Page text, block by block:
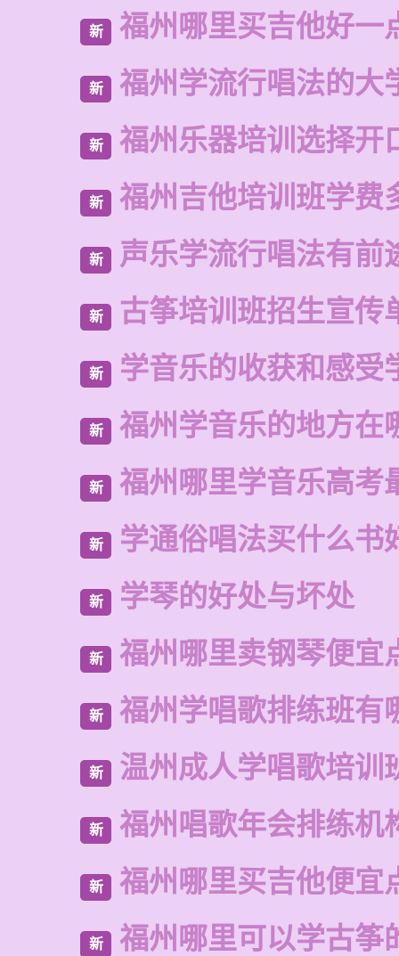
新 福州哪里买吉他好一
新 福州学流行唱法的大
新 福州乐器培训选择开
新 福州吉他培训班学费
新 声乐学流行唱法有前
新 古筝培训班招生宣传
新 学音乐的收获和感受
新 福州学音乐的地方在
新 福州哪里学音乐高考
新 学通俗唱法买什么书
新 学琴的好处与坏处
新 福州哪里卖钢琴便宜
新 福州学唱歌排练班有
新 温州成人学唱歌培训
新 福州唱歌年会排练机
新 福州哪里买吉他便宜
新 福州哪里可以学古筝